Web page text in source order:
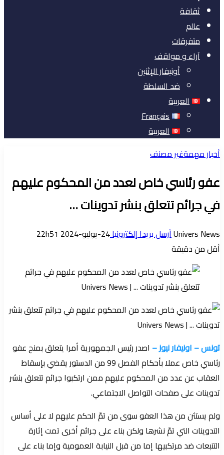
ثقافة
عالم
متفرقات
آراء و مواقف
أونيفار الإثنين
ضد السلطة
العربية
Français
العربية
أخبار مهمةغير مصنف
عفو رئاسي خاص لعدد من المحكوم عليهم
في جرائم تتعلق بنشر تدوينات …
Univers Newsأرسل بريدا إلكترونيا24-يوليو-2024 22h51
أقل من دقيقة
تونس – اونيفار نيوز – اصدر رئيس الجمهورية أمرا يتعلق بمنح عفو
رئاسي خاص عملا بأحكام الفصل 99 من الدستور يقضي بإسقاط
العقاب عن عدد من المحكوم عليهم ممن ارتكبوا جرائم تتعلق بنشر
تدوينات على صفحات التواصل الاجتماعي.
ولم يستثن من هذا العفو سوى من تمّ الحكم عليهم لا على أساس
التدوينات التي تمّ نشرها ولكن بناء على جرائم أخرى تمت إثارة
التتبعات ضد مرتكبيها إما من قبل النيابة العمومية وإما بناء على